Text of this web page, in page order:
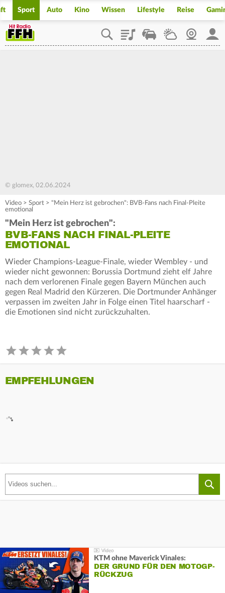
Sport Auto Kino Wissen Lifestyle Reise
PlaylistStaupilotWetterWebcam
© glomex, 02.06.2024
Video > Sport > "Mein Herz ist gebrochen": BVB-Fans nach Final-Pleite
emotional
"Mein Herz ist gebrochen":
BVB-FANS NACH FINAL-PLEITE
EMOTIONAL
Wieder Champions-League-Finale, wieder Wembley - und
wieder nicht gewonnen: Borussia Dortmund zieht elf Jahre
nach dem verlorenen Finale gegen Bayern München auch
gegen Real Madrid den Kürzeren. Die Dortmunder Anhänger
verpassen im zweiten Jahr in Folge einen Titel haarscharf -
die Emotionen sind nicht zurückzuhalten.
EMPFEHLUNGEN
KTM ohne Maverick Vinales:
DER GRUND FÜR DEN MOTOGP-
RÜCKZUG